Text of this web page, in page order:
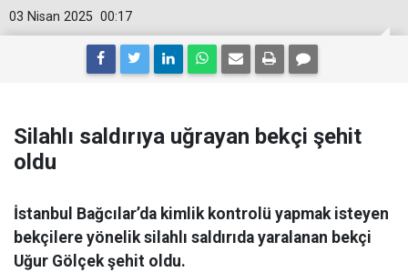
00:17
03 Nisan 2025
Silahlı saldırıya uğrayan bekçi şehit
oldu
İstanbul Bağcılar’da kimlik kontrolü yapmak isteyen
bekçilere yönelik silahlı saldırıda yaralanan bekçi
Uğur Gölçek şehit oldu.